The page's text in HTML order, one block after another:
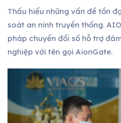
Thấu hiểu những vấn đề tồn
soát an ninh truyền thống.
pháp chuyển đổi số hỗ trợ
nghiệp với tên gọi AionGate.